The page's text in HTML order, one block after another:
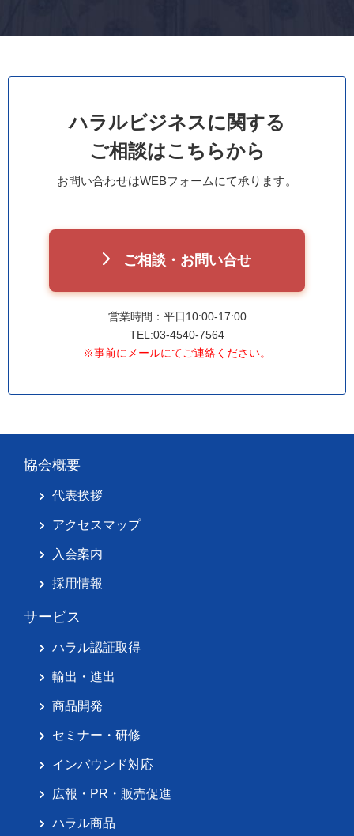
ハラルビジネスに関する
ご相談はこちらから
お問い合わせはWEBフォームにて承ります。
ご相談・お問い合せ
営業時間：平日10:00-17:00
TEL:03-4540-7564
※事前にメールにてご連絡ください。
協会概要
代表挨拶
アクセスマップ
入会案内
採用情報
サービス
ハラル認証取得
輸出・進出
商品開発
セミナー・研修
インバウンド対応
広報・PR・販売促進
ハラル商品